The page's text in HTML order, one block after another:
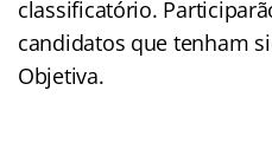
classificatório.
candidatos que tenham
Objetiva.